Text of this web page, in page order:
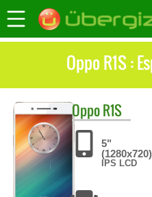
Oppo R1S :
OppoR1S
5"
(1280x720)
IPS LCD